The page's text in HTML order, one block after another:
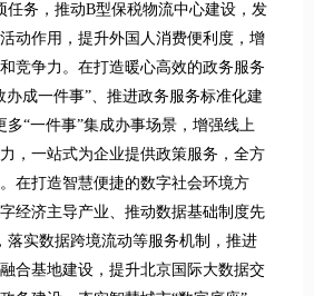
任务，推动B型保税物流中心建设，发
动作用，提升外国人消费便利度，增
竞争力。在打造暖心高效的政务服务
办成一件事”、推进政务服务标准化建
多“一件事”集成办事场景，增强线上
，一站式为企业提供政策服务，全方
在打造智慧便捷的数字社会环境方
经济主导产业、推动数据基础制度先
落实数据跨境流动等服务机制，推进
合基地建设，提升北京国际大数据交